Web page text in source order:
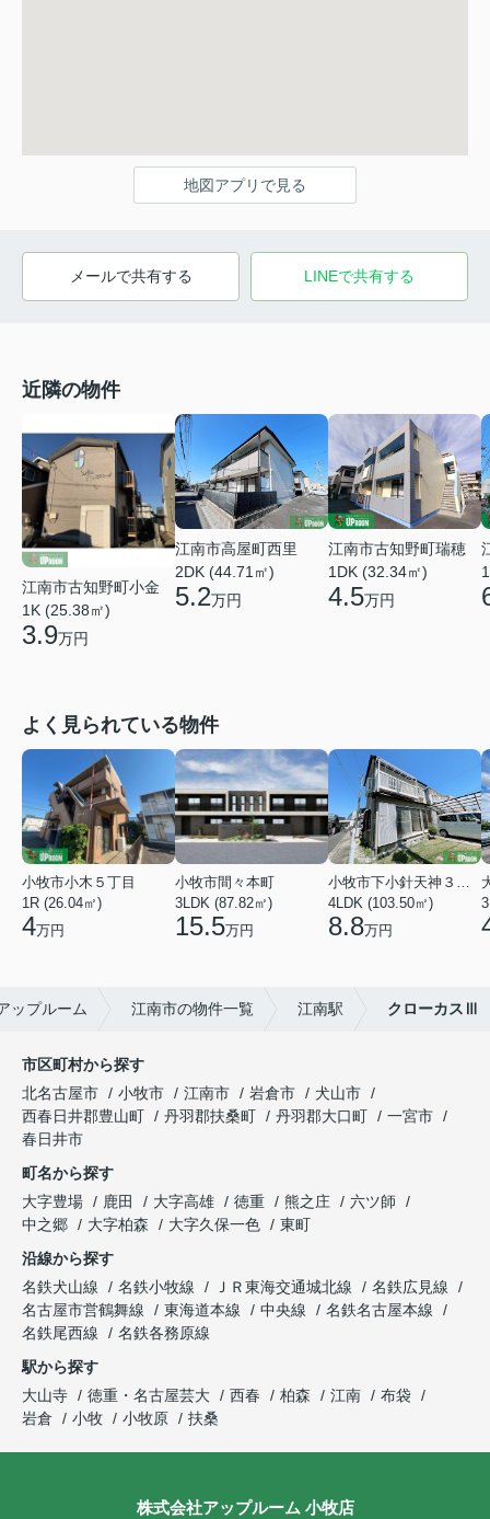
地図アプリで見る
メールで共有する LINEで共有する
近隣の物件
江南市古知野町小金
1K (25.38㎡)
3.9万円
江南市高屋町西里
2DK (44.71㎡)
5.2万円
江南市古知野町瑞穂
1DK (32.34㎡)
4.5万円
よく見られている物件
小牧市小木５丁目
1R (26.04㎡)
4万円
小牧市間々本町
3LDK (87.82㎡)
15.5万円
小牧市下小針天神３丁目
4LDK (103.50㎡)
8.8万円
ップルーム 江南市の物件一覧 江南駅 クローカスⅢ
市区町村から探す
北名古屋市
小牧市 江南市 岩倉市
犬山市
西春日井郡豊山町
丹羽郡扶桑町 丹羽郡大口町
一宮市
春日井市
町名から探す
大字豊場
鹿田 大字高雄 徳重 熊之庄
六ツ師
中之郷
大字柏森 大字久保一色
東町
沿線から探す
名鉄犬山線
名鉄小牧線 ＪＲ東海交通城北線
名鉄広見線
名古屋市営鶴舞線
東海道本線 中央線
名鉄名古屋本線
名鉄尾西線
名鉄各務原線
駅から探す
大山寺
徳重・名古屋芸大 西春 柏森 江南
布袋
岩倉
小牧 小牧原 扶桑
株式会社アップルーム 小牧店